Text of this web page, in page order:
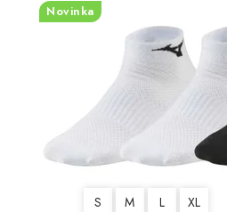
Novinka
S M L XL